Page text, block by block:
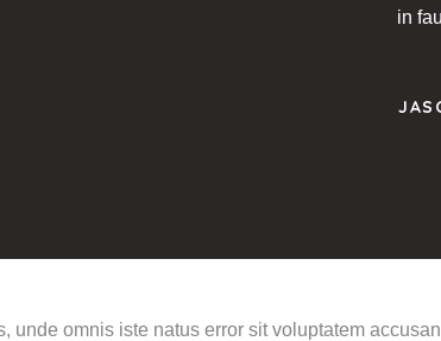
in
unde omnis iste natus error sit voluptatem